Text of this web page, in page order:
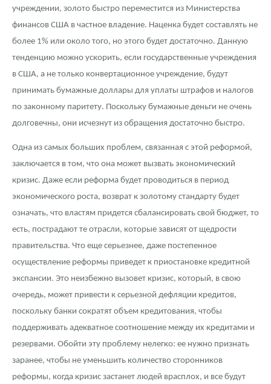
учреждении, золото быстро переместится из Министерства
финансов США в частное владение. Наценка будет составлять не
более 1% или около того, но этого будет достаточно. Данную
тенденцию можно ускорить, если государственные учреждения
в США, а не только конвертационное учреждение, будут
принимать бумажные доллары для уплаты штрафов и налогов
по законному паритету. Поскольку бумажные деньги не очень
долговечны, они исчезнут из обращения достаточно быстро.
Одна из самых больших проблем, связанная с этой реформой,
заключается в том, что она может вызвать экономический
кризис. Даже если реформа будет проводиться в период
экономического роста, возврат к золотому стандарту будет
означать, что властям придется сбалансировать свой бюджет, то
есть, пострадают те отрасли, которые зависят от щедрости
правительства. Что еще серьезнее, даже постепенное
осуществление реформы приведет к приостановке кредитной
экспансии. Это неизбежно вызовет кризис, который, в свою
очередь, может привести к серьезной дефляции кредитов,
поскольку банки сократят объем кредитования, чтобы
поддерживать адекватное соотношение между их кредитами и
резервами. Обойти эту проблему нелегко: ее нужно признать
заранее, чтобы не уменьшить количество сторонников
реформы, когда кризис застанет людей врасплох, и все будут